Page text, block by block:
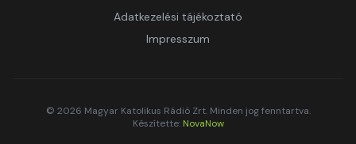
Adatkezelési tájékoztató
Impresszum
© 2026 Magyar Katolikus Rádió Zrt. Minden jog fenntartva.
Készítette: NovaNow